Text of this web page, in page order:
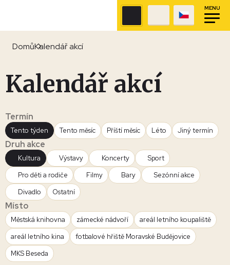
MENU
DomůKalendář akcí
Kalendář akcí
Termín
Tento týden Tento měsíc Příští měsíc Léto Jiný termín
Druh akce
Kultura Výstavy Koncerty
Sport
Pro děti a rodiče
Filmy Bary
Sezónní akce
Divadlo
Ostatní
Místo
Městská knihovna zámecké nádvoří
areál letního koupaliště
areál letního kina
fotbalové hřiště Moravské Budějovice
MKS Beseda